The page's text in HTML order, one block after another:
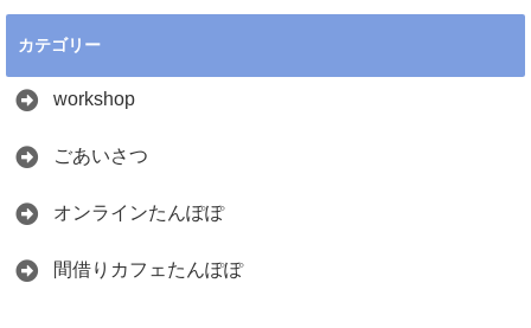
カテゴリー
workshop
ごあいさつ
オンラインたんぽぽ
間借りカフェたんぽぽ